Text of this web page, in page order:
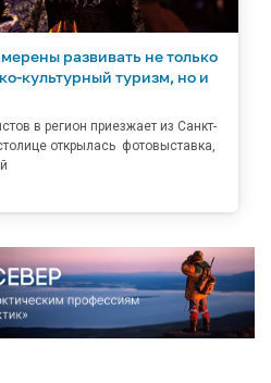
развивать не только
культурный туризм, но и
в регион приезжает из Санкт-
открылась фотовыставка,